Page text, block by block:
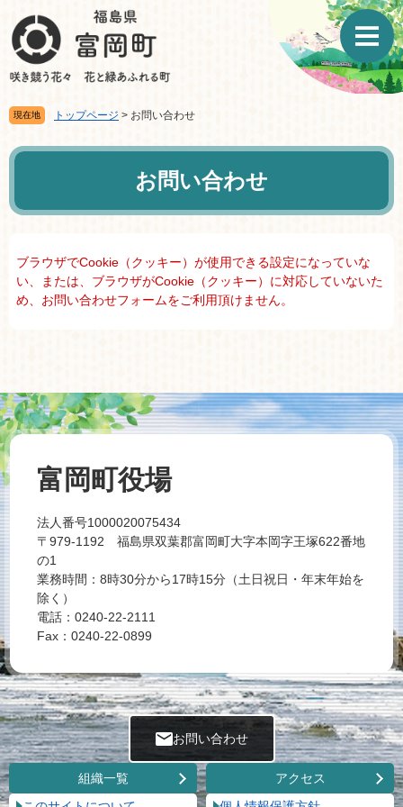
ジ
先
頭
で
ュ
を
飛
ば
て
現在地 トップページ > お問い合わせ
本
お問い合わせ
ブラウザでCookie（クッキー）が使用できる設定になっていな
い、または、ブラウザがCookie（クッキー）に対応していないた
め、お問い合わせフォームをご利用頂けません。
お問い合わせ
組織一覧
アクセス
富岡町役場
法人番号1000020075434
〒979-1192 福島県双葉郡富岡町大字本岡字王塚622番地
の1
業務時間：8時30分から17時15分（土日祝日・年末年始を
除く）
電話：0240-22-2111
Fax：0240-22-0899